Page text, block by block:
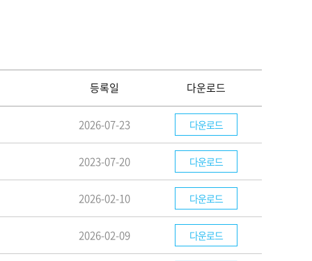
등록일 다운로드
2026-07-23 다운로드
2023-07-20 다운로드
2026-02-10 다운로드
2026-02-09 다운로드